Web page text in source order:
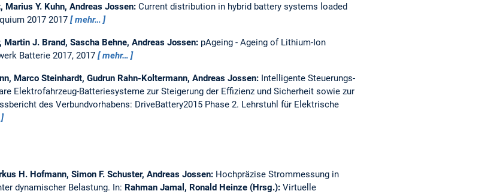
Y. Kuhn, Andreas Jossen: Current distribution in hybrid battery systems loaded
2017 2017 mehr…
J. Brand, Sascha Behne, Andreas Jossen: pAgeing - Ageing of Lithium-Ion
Batterie 2017, 2017 mehr…
Marco Steinhardt, Gudrun Rahn-Koltermann, Andreas Jossen: Intelligente Steuerungs-
Elektrofahrzeug-Batteriesysteme zur Steigerung der Effizienz und Sicherheit sowie zur
des Verbundvorhabens: DriveBattery2015 Phase 2. Lehrstuhl für Elektrische
H. Hofmann, Simon F. Schuster, Andreas Jossen: Hochpräzise Strommessung in
dynamischer Belastung. In: Rahman Jamal, Ronald Heinze (Hrsg.): Virtuelle